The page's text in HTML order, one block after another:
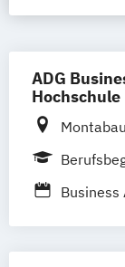
ADG
Hochschule
München
Duales